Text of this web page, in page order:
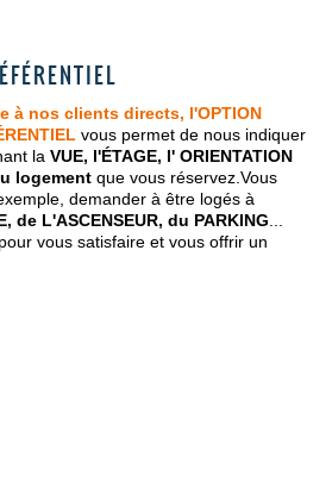
à nos clients directs, l'OPTION
vous permet de nous indiquer
la VUE, l'ÉTAGE, l' ORIENTATION
logement que vous réservez.Vous
demander à être logés à
de L'ASCENSEUR, du PARKING...
vous satisfaire et vous offrir un